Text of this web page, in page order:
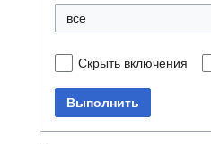
все
Скрыть включения
Выполнить